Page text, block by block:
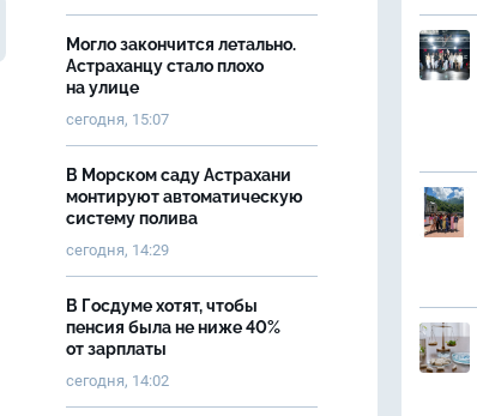
Могло закончится летально.
Астраханцу стало плохо
на улице
сегодня, 15:07
В Морском саду Астрахани
монтируют автоматическую
систему полива
сегодня, 14:29
В Госдуме хотят, чтобы
пенсия была не ниже 40%
от зарплаты
сегодня, 14:02